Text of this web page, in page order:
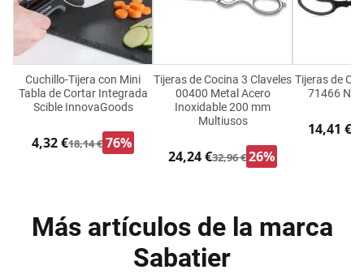
Cuchillo-Tijera con Mini
Tabla de Cortar Integrada
Scible InnovaGoods
4,32 €18,14 € 76%
Tijeras de Cocina 3 Claveles
00400 Metal Acero
Inoxidable 200 mm
Multiusos
24,24 €32,96 €26%
Tijeras de
71466
14,41 €
Más artículos de la marca
Sabatier